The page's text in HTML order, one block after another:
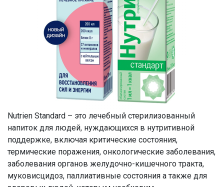
Nutrien Standard – это лечебный стерилизованный
напиток для людей, нуждающихся в нутритивной
поддержке, включая критические состояния,
термические поражения, онкологические заболевания,
заболевания органов желудочно-кишечного тракта,
муковисцидоз, паллиативные состояния а также для